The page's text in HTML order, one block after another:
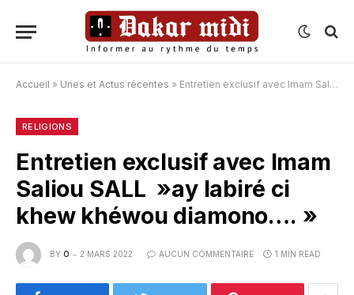
Accueil » Unes et Actus récentes » Entretien exclusif avec Imam Saliou SALL »ay labiré ci khew khéwou diamono…. »
RELIGIONS
Entretien exclusif avec Imam
Saliou SALL »ay labiré ci
khew khéwou diamono…. »
BY O 2 MARS 2022 AUCUN COMMENTAIRE 1 MIN READ